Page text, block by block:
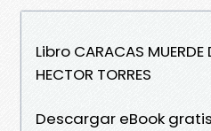
Libro CARACAS
HECTOR TORRES
Descargar eBook